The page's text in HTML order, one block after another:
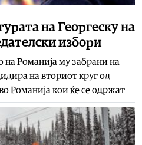
на Георгеску на
избори
Романија му забрани на
на вториот круг од
Романија кои ќе се одржат